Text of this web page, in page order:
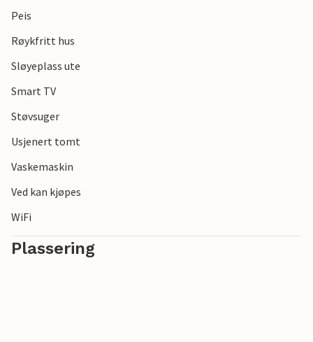
Peis
Røykfritt hus
Sløyeplass ute
Smart TV
Støvsuger
Usjenert tomt
Vaskemaskin
Ved kan kjøpes
WiFi
Plassering